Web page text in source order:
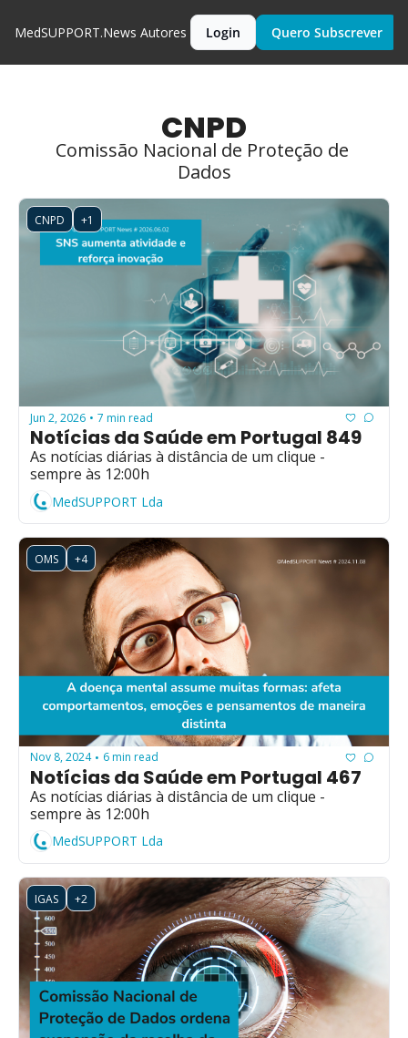
MedSUPPORT.News Autores Login Quero Subscrever
CNPD
Comissão Nacional de Proteção de
Dados
CNPD +1
Jun 2, 2026 • 7 min read
Notícias da Saúde em Portugal 849
As notícias diárias à distância de um clique -
sempre às 12:00h
MedSUPPORT Lda
OMS +4
Nov 8, 2024 • 6 min read
Notícias da Saúde em Portugal 467
As notícias diárias à distância de um clique -
sempre às 12:00h
MedSUPPORT Lda
IGAS +2